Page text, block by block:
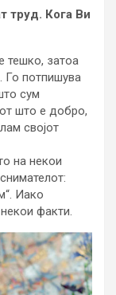
труд. Кога Ви
тешко, затоа
Го потпишува
сум
што е добро,
својот
на некои
Иако
факти.